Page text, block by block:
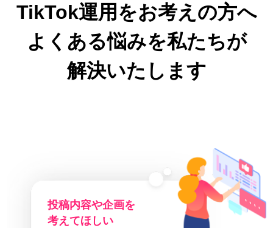
TikTok運用をお考えの方へ
よくある悩みを私たちが
解決いたします
投稿内容や企画を
考えてほしい